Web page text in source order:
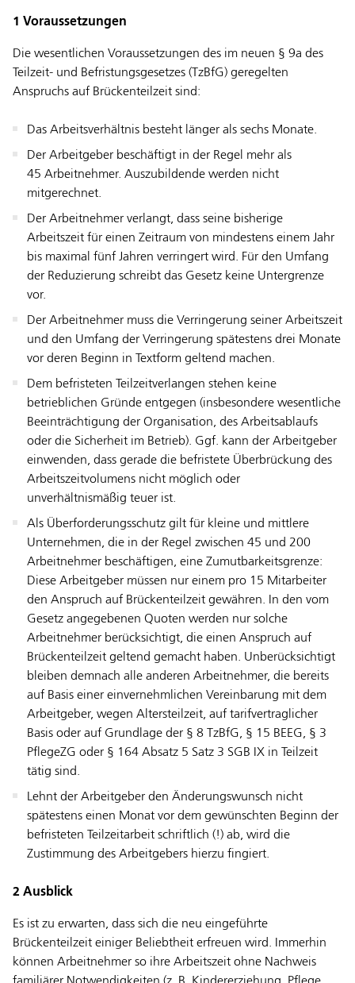
1 Voraussetzungen
Die wesentlichen Voraussetzungen des im neuen § 9a des
Teilzeit- und Befristungsgesetzes (TzBfG) geregelten
Anspruchs auf Brückenteilzeit sind:
Das Arbeitsverhältnis besteht länger als sechs Monate.
Der Arbeitgeber beschäftigt in der Regel mehr als
45 Arbeitnehmer. Auszubildende werden nicht
mitgerechnet.
Der Arbeitnehmer verlangt, dass seine bisherige
Arbeitszeit für einen Zeitraum von mindestens einem Jahr
bis maximal fünf Jahren verringert wird. Für den Umfang
der Reduzierung schreibt das Gesetz keine Untergrenze
vor.
Der Arbeitnehmer muss die Verringerung seiner Arbeitszeit
und den Umfang der Verringerung spätestens drei Monate
vor deren Beginn in Textform geltend machen.
Dem befristeten Teilzeitverlangen stehen keine
betrieblichen Gründe entgegen (insbesondere wesentliche
Beeinträchtigung der Organisation, des Arbeitsablaufs
oder die Sicherheit im Betrieb). Ggf. kann der Arbeitgeber
einwenden, dass gerade die befristete Überbrückung des
Arbeitszeitvolumens nicht möglich oder
unverhältnismäßig teuer ist.
Als Überforderungsschutz gilt für kleine und mittlere
Unternehmen, die in der Regel zwischen 45 und 200
Arbeitnehmer beschäftigen, eine Zumutbarkeitsgrenze:
Diese Arbeitgeber müssen nur einem pro 15 Mitarbeiter
den Anspruch auf Brückenteilzeit gewähren. In den vom
Gesetz angegebenen Quoten werden nur solche
Arbeitnehmer berücksichtigt, die einen Anspruch auf
Brückenteilzeit geltend gemacht haben. Unberücksichtigt
bleiben demnach alle anderen Arbeitnehmer, die bereits
auf Basis einer einvernehmlichen Vereinbarung mit dem
Arbeitgeber, wegen Altersteilzeit, auf tarifvertraglicher
Basis oder auf Grundlage der § 8 TzBfG, § 15 BEEG, § 3
PflegeZG oder § 164 Absatz 5 Satz 3 SGB IX in Teilzeit
tätig sind.
Lehnt der Arbeitgeber den Änderungswunsch nicht
spätestens einen Monat vor dem gewünschten Beginn der
befristeten Teilzeitarbeit schriftlich (!) ab, wird die
Zustimmung des Arbeitgebers hierzu fingiert.
2 Ausblick
Es ist zu erwarten, dass sich die neu eingeführte
Brückenteilzeit einiger Beliebtheit erfreuen wird. Immerhin
können Arbeitnehmer so ihre Arbeitszeit ohne Nachweis